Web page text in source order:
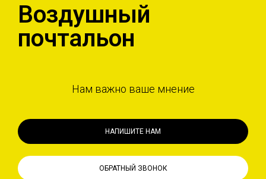
Воздушный
почтальон
Нам важно ваше мнение
НАПИШИТЕ НАМ
ОБРАТНЫЙ ЗВОНОК